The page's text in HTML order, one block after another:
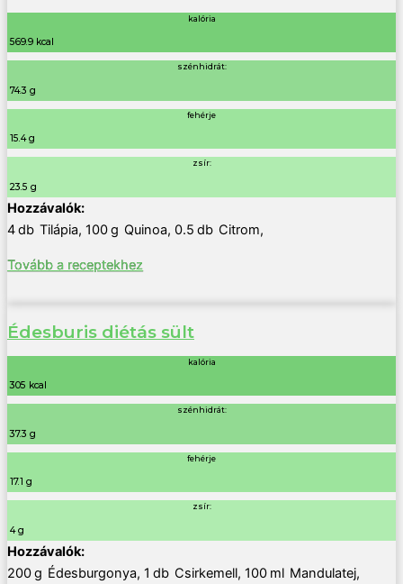
kalória
569.9 kcal
szénhidrát:
74.3 g
fehérje
15.4 g
zsír:
23.5 g
4db Tilápia, 100g Quinoa, 0.5 db Citrom,
Tovább a receptekhez
Édesburis diétás sült
kalória
305 kcal
szénhidrát:
37.3 g
fehérje
17.1 g
zsír:
4 g
200g Édesburgonya, 1 db Csirkemell, 100 ml Mandulatej,